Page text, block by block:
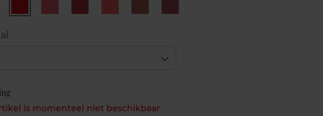
RhythmRose Rouge Rouge Rose
is momenteel niet beschikbaar